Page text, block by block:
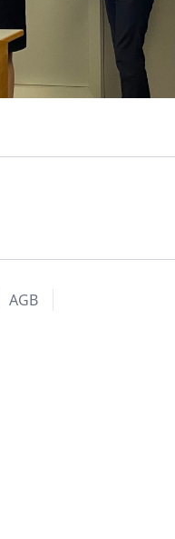
AGB